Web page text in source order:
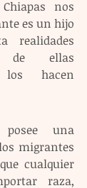
nos
es un hijo
realidades
de ellas
los hacen
una
migrantes
cualquier
raza,